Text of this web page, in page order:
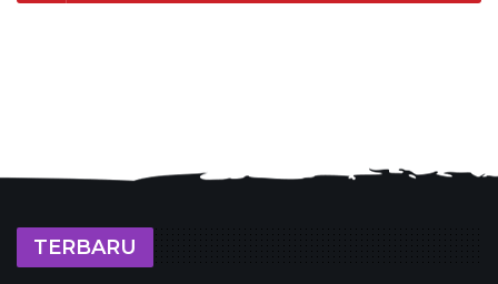
TERBARU